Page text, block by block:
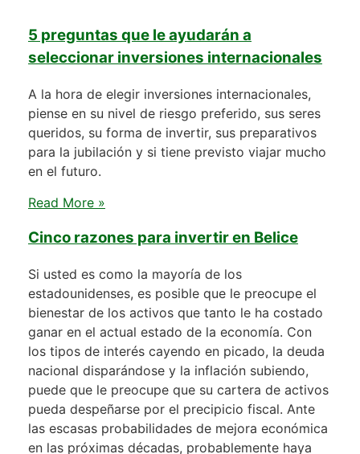
5 preguntas que le ayudarán a
seleccionar inversiones internacionales
A la hora de elegir inversiones internacionales,
piense en su nivel de riesgo preferido, sus seres
queridos, su forma de invertir, sus preparativos
para la jubilación y si tiene previsto viajar mucho
en el futuro.
Read More »
Cinco razones para invertir en Belice
Si usted es como la mayoría de los
estadounidenses, es posible que le preocupe el
bienestar de los activos que tanto le ha costado
ganar en el actual estado de la economía. Con
los tipos de interés cayendo en picado, la deuda
nacional disparándose y la inflación subiendo,
puede que le preocupe que su cartera de activos
pueda despeñarse por el precipicio fiscal. Ante
las escasas probabilidades de mejora económica
en las próximas décadas, probablemente haya